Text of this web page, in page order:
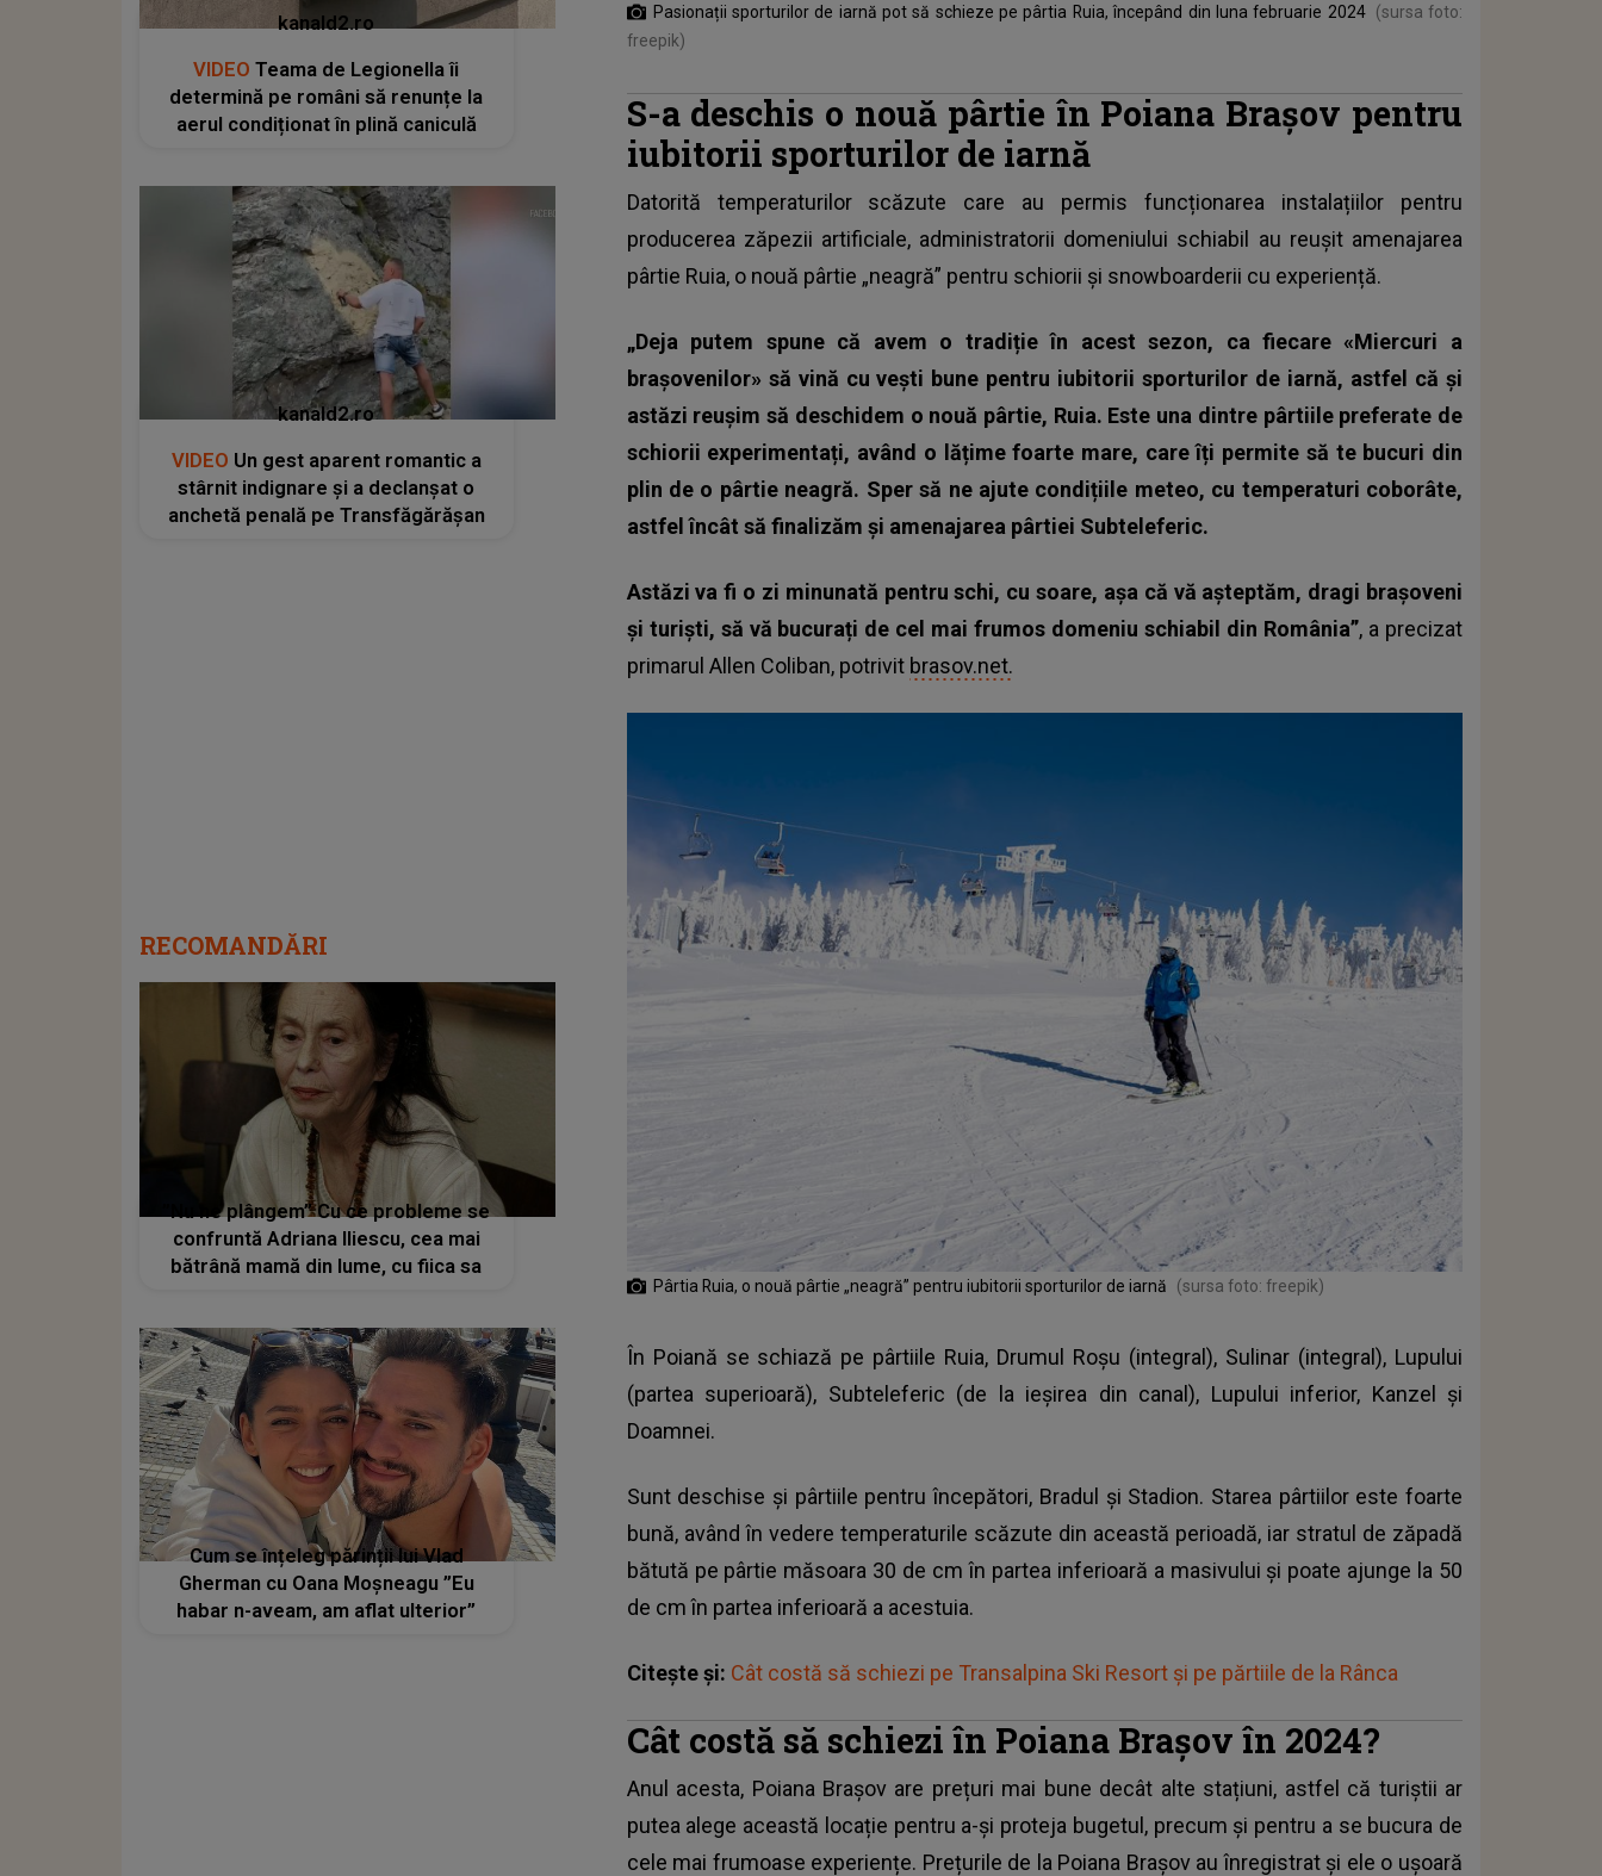
Pasionații sporturilor de iarnă pot să schieze pe pârtia Ruia, începând din luna februarie 2024 (sursa foto:
freepik)
S-a deschis o nouă pârtie în Poiana Brașov pentru
iubitorii sporturilor de iarnă
Datorită temperaturilor scăzute care au permis funcționarea instalațiilor pentru
producerea zăpezii artificiale, administratorii domeniului schiabil au reușit amenajarea
pârtie Ruia, o nouă pârtie „neagră” pentru schiorii și snowboarderii cu experiență.
„Deja putem spune că avem o tradiție în acest sezon, ca fiecare «Miercuri a
brașovenilor» să vină cu vești bune pentru iubitorii sporturilor de iarnă, astfel că și
astăzi reușim să deschidem o nouă pârtie, Ruia. Este una dintre pârtiile preferate de
schiorii experimentați, având o lățime foarte mare, care îți permite să te bucuri din
plin de o pârtie neagră. Sper să ne ajute condițiile meteo, cu temperaturi coborâte,
astfel încât să finalizăm și amenajarea pârtiei Subteleferic.
Astăzi va fi o zi minunată pentru schi, cu soare, așa că vă așteptăm, dragi brașoveni
și turiști, să vă bucurați de cel mai frumos domeniu schiabil din România”, a precizat
primarul Allen Coliban, potrivit brasov.net.
Pârtia Ruia, o nouă pârtie „neagră” pentru iubitorii sporturilor de iarnă (sursa foto: freepik)
În Poiană se schiază pe pârtiile Ruia, Drumul Roșu (integral), Sulinar (integral), Lupului
(partea superioară), Subteleferic (de la ieșirea din canal), Lupului inferior, Kanzel și
Doamnei.
Sunt deschise și pârtiile pentru începători, Bradul și Stadion. Starea pârtiilor este foarte
bună, având în vedere temperaturile scăzute din această perioadă, iar stratul de zăpadă
bătută pe pârtie măsoara 30 de cm în partea inferioară a masivului și poate ajunge la 50
de cm în partea inferioară a acestuia.
Citește și: Cât costă să schiezi pe Transalpina Ski Resort și pe părtiile de la Rânca
Cât costă să schiezi în Poiana Brașov în 2024?
Anul acesta, Poiana Brașov are prețuri mai bune decât alte stațiuni, astfel că turiștii ar
putea alege această locație pentru a-și proteja bugetul, precum și pentru a se bucura de
cele mai frumoase experiențe. Prețurile de la Poiana Brașov au înregistrat și ele o ușoară
kanald2.ro
VIDEO Teama de Legionella îi
determină pe români să renunțe la
aerul condiționat în plină caniculă
kanald2.ro
VIDEO Un gest aparent romantic a
stârnit indignare și a declanșat o
anchetă penală pe Transfăgărășan
RECOMANDĂRI
”Nu ne plângem” Cu ce probleme se
confruntă Adriana Iliescu, cea mai
bătrână mamă din lume, cu fiica sa
Cum se înțeleg părinții lui Vlad
Gherman cu Oana Moșneagu ”Eu
habar n-aveam, am aflat ulterior”